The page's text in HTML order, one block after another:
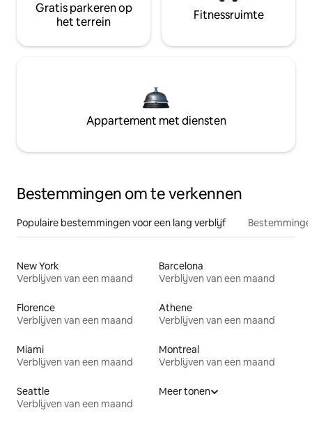
Gratis parkeren op
het terrein
Fitnessruimte
Appartement met diensten
Bestemmingen om te verkennen
Populaire bestemmingen voor een lang verblijf
New York
Verblijven van een maand
Barcelona
Verblijven van een maand
Florence
Verblijven van een maand
Athene
Verblijven van een maand
Miami
Verblijven van een maand
Montreal
Verblijven van een maand
Seattle
Verblijven van een maand
Meer tonen